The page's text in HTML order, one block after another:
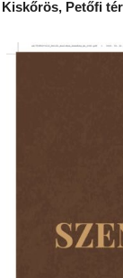
Kiskőrös, Petőfi tér